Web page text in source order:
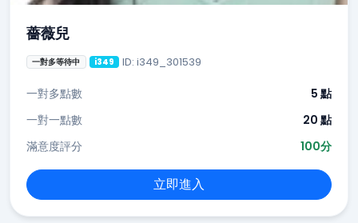
薔薇兒
一對多等待中 i349 ID: i349_301539
一對多點數
5 點
一對一點數
20 點
滿意度評分
100分
立即進入